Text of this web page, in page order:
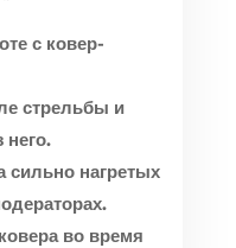
с ковер-
стрельбы и
него.
сильно нагретых
во время